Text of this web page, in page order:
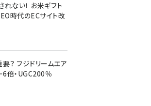
ない！ お米ギフト
時代のECサイト改
？ フジドリームエア
6倍・UGC200％